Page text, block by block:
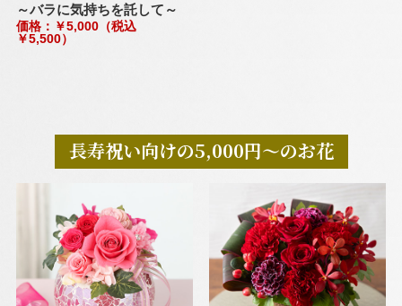
～バラに気持ちを託して～
価格：￥5,000（税込
￥5,500）
長寿祝い向けの5,000円～のお花